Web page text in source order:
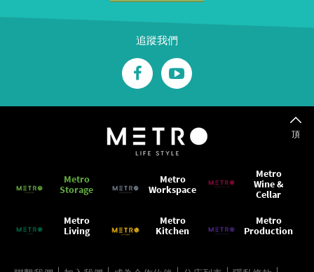
追蹤我們
Metro
Storage
Metro
Workspace
Metro
Wine &
Cellar
Metro
Living
Metro
Kitchen
Metro
Production
頂